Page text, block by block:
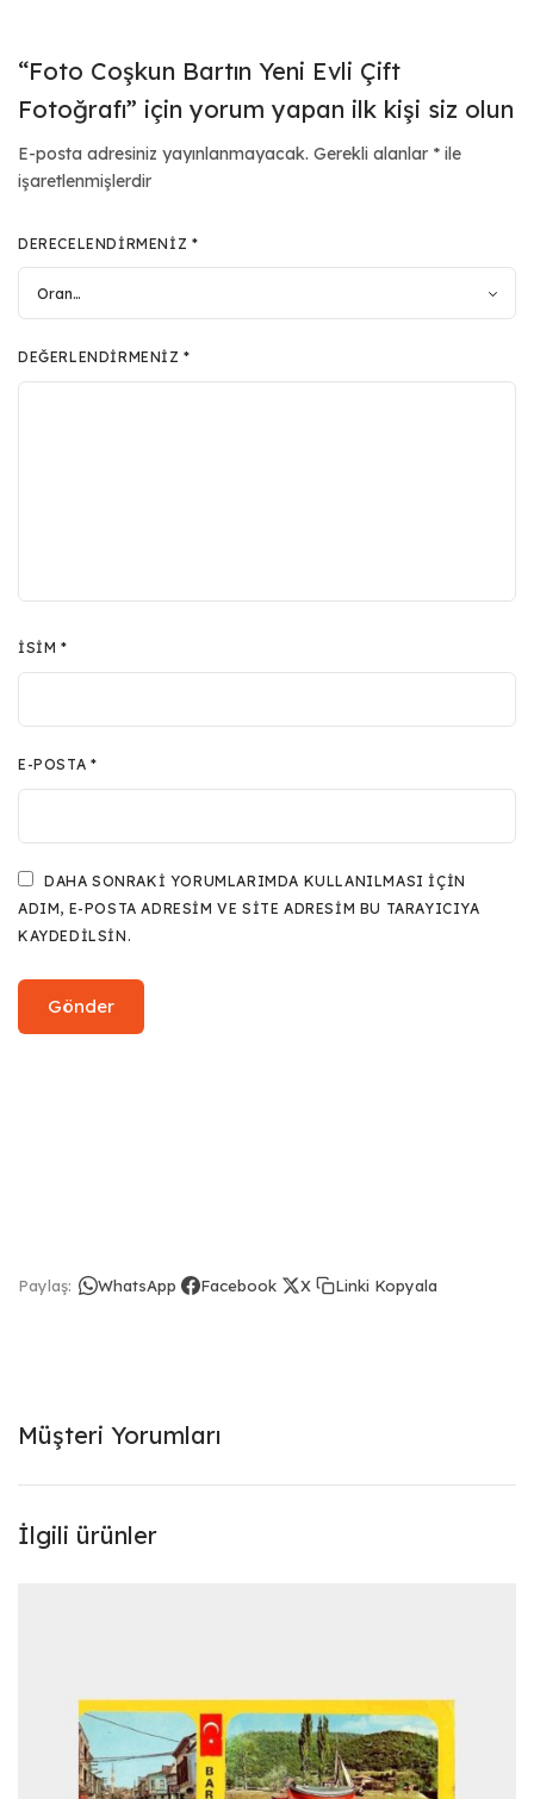
“Foto Coşkun Bartın Yeni Evli Çift
Fotoğrafı” için yorum yapan ilk kişi siz olun
E-posta adresiniz yayınlanmayacak. Gerekli alanlar * ile
işaretlenmişlerdir
DERECELENDIRMENIZ *
DEĞERLENDIRMENIZ*
İSIM*
E-POSTA *
DAHA SONRAKI YORUMLARIMDA KULLANILMASI IÇIN
ADIM, E-POSTA ADRESIM VE SITE ADRESIM BU TARAYICIYA
KAYDEDILSIN.
Paylaş: WhatsApp Facebook X Linki Kopyala
Müşteri Yorumları
İlgili ürünler